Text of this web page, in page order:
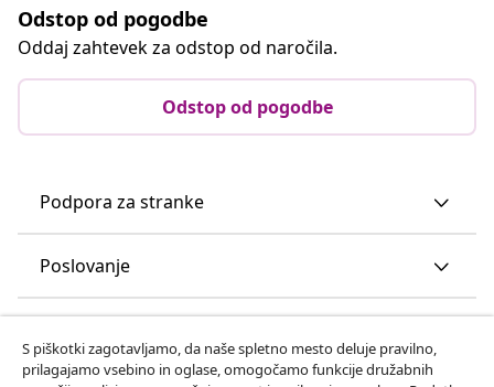
Odstop od pogodbe
Oddaj zahtevek za odstop od naročila.
Odstop od pogodbe
Podpora za stranke
Poslovanje
S piškotki zagotavljamo, da naše spletno mesto deluje pravilno,
prilagajamo vsebino in oglase, omogočamo funkcije družabnih